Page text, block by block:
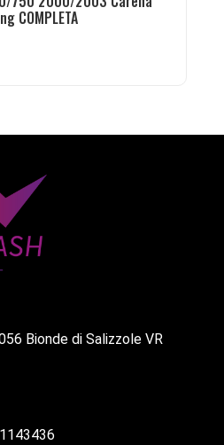
COMPLETA
Bionde di Salizzole VR